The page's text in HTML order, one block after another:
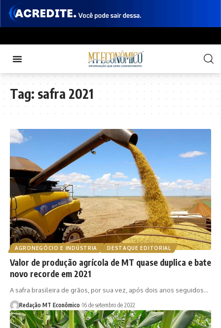
Tag: safra 2021
AGRONEGÓCIO E INDÚSTRIA DESTAQUE EDITORIAL
Valor de produção agrícola de MT quase duplica e bate
novo recorde em 2021
A safra brasileira de grãos, por sua vez, após dois anos seguidos…
Redação MT Econômico 16 de setembro de 2022